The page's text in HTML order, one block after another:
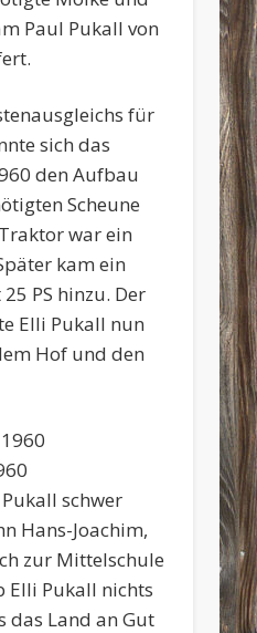
Paul Pukall von
für
sich das
den Aufbau
Scheune
war ein
kam ein
PS hinzu. Der
Elli Pukall nun
Hof und den
schwer
Hans-Joachim,
zur Mittelschule
Elli Pukall nichts
das Land an Gut